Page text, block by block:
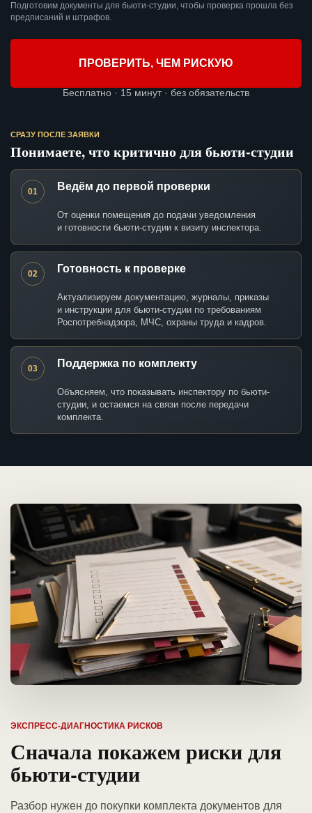
Подготовим документы для бьюти-студии, чтобы проверка прошла без
предписаний и штрафов.
ПРОВЕРИТЬ, ЧЕМ РИСКУЮ
Бесплатно · 15 минут · без обязательств
СРАЗУ ПОСЛЕ ЗАЯВКИ
Понимаете, что критично для бьюти-студии
01 Ведём до первой проверки
От оценки помещения до подачи уведомления
и готовности бьюти-студии к визиту инспектора.
02 Готовность к проверке
Актуализируем документацию, журналы, приказы
и инструкции для бьюти-студии по требованиям
Роспотребнадзора, МЧС, охраны труда и кадров.
03 Поддержка по комплекту
Объясняем, что показывать инспектору по бьюти-
студии, и остаемся на связи после передачи
комплекта.
ЭКСПРЕСС-ДИАГНОСТИКА РИСКОВ
Сначала покажем риски для
бьюти-студии
Разбор нужен до покупки комплекта документов для